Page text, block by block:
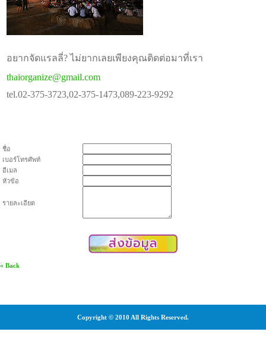
อยากจัดแรลลี่? ไม่ยากเลยเพียงคุณติดต่อมาที่เรา
thaiorganize@gmail.com
tel.02-375-3723,02-375-1473,089-223-9292
ชื่อ
เบอร์โทรศัพท์
อีเมล
หัวข้อ
รายละเอียด
« Back
Copyright © 2010 All Rights Reserved.